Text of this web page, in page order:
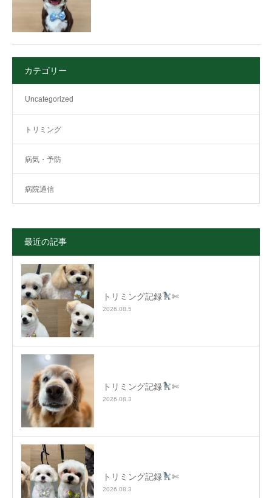
カテゴリー
Uncategorized
トリミング
病気・予防
病院通信
最近の記事
トリミング記録 ✄
2026.08.5
トリミング記録 ✄
2026.08.3
トリミング記録 ✄
2026.08.3